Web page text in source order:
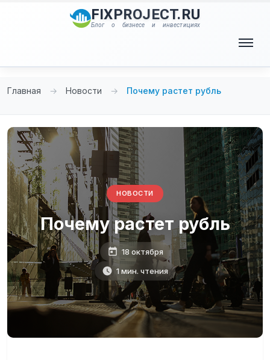
FIXPROJECT.RU
Блог о бизнесе и инвестициях
Главная → Новости → Почему растет рубль
НОВОСТИ
Почему растет рубль
18 октября
1 мин. чтения